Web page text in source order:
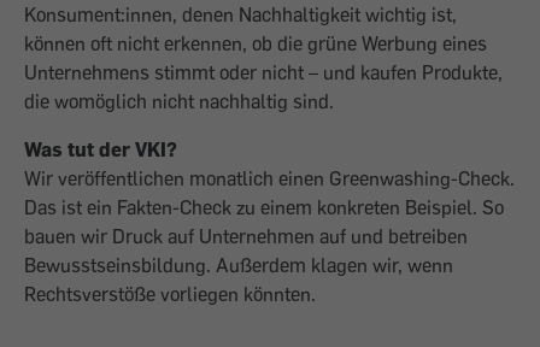
Konsument:innen, denen Nachhaltigkeit wichtig ist,
können oft nicht erkennen, ob die grüne Werbung eines
Unternehmens stimmt oder nicht – und kaufen Produkte,
die womöglich nicht nachhaltig sind.
Was tut der VKI?
Wir veröffentlichen monatlich einen Greenwashing-Check.
Das ist ein Fakten-Check zu einem konkreten Beispiel. So
bauen wir Druck auf Unternehmen auf und betreiben
Bewusstseinsbildung. Außerdem klagen wir, wenn
Rechtsverstöße vorliegen könnten.